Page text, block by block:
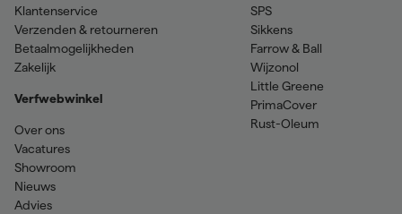
Klantenservice
Verzenden & retourneren
Betaalmogelijkheden
Zakelijk
Verfwebwinkel
Over ons
Vacatures
Showroom
Nieuws
Advies
SPS
Sikkens
Farrow & Ball
Wijzonol
Little Greene
PrimaCover
Rust-Oleum